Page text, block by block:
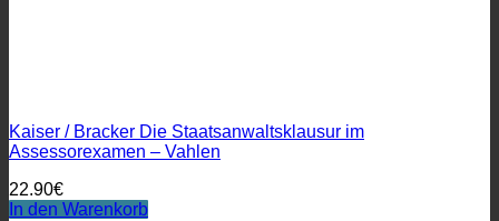
Kaiser / Bracker Die Staatsanwaltsklausur im
Assessorexamen – Vahlen
22.90€
In den Warenkorb